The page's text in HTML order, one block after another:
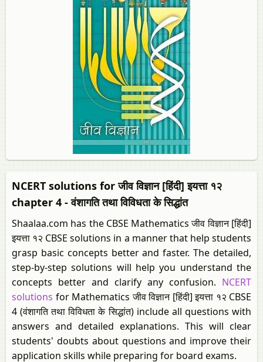
NCERT solutions for जीव विज्ञान [हिंदी] इयत्ता १२
chapter 4 - वंशागति तथा विविधता के सिद्धांत
Shaalaa.com has the CBSE Mathematics जीव विज्ञान [हिंदी]
इयत्ता १२ CBSE solutions in a manner that help students
grasp basic concepts better and faster. The detailed,
step-by-step solutions will help you understand the
concepts better and clarify any confusion. NCERT
solutions for Mathematics जीव विज्ञान [हिंदी] इयत्ता १२ CBSE
4 (वंशागति तथा विविधता के सिद्धांत) include all questions with
answers and detailed explanations. This will clear
students' doubts about questions and improve their
application skills while preparing for board exams.